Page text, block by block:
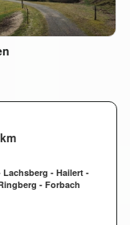
- Hailert -
- Forbach